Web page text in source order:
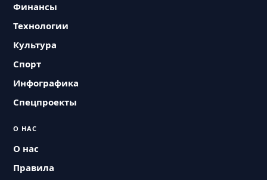
Финансы
Технологии
Культура
Спорт
Инфографика
Спецпроекты
О НАС
О нас
Правила